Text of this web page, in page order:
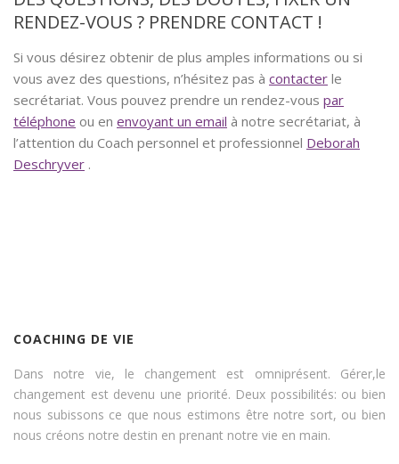
RENDEZ-VOUS ? PRENDRE CONTACT !
Si vous désirez obtenir de plus amples informations ou si
vous avez des questions, n’hésitez pas à contacter le
secrétariat. Vous pouvez prendre un rendez-vous par
téléphone ou en envoyant un email à notre secrétariat, à
l’attention du Coach personnel et professionnel Deborah
Deschryver .
COACHING DE VIE
Dans notre vie, le changement est omniprésent. Gérer,le
changement est devenu une priorité. Deux possibilités: ou bien
nous subissons ce que nous estimons être notre sort, ou bien
nous créons notre destin en prenant notre vie en main.